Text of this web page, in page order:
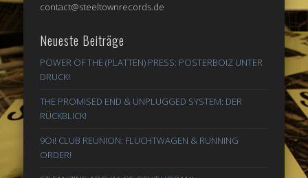
contact@steeltownrecords.de
Neueste Beiträge
POWER OF THE (PLATTEN) PRESS: POSTERBOIZ UNTER
DRUCK!
THE PROMISED END & UNPLUGGED SYSTEM: DER
RÜCKBLICK!
9Oi! CLUB REUNION: FLUCHTWAGEN & RUNNING
ORDER!